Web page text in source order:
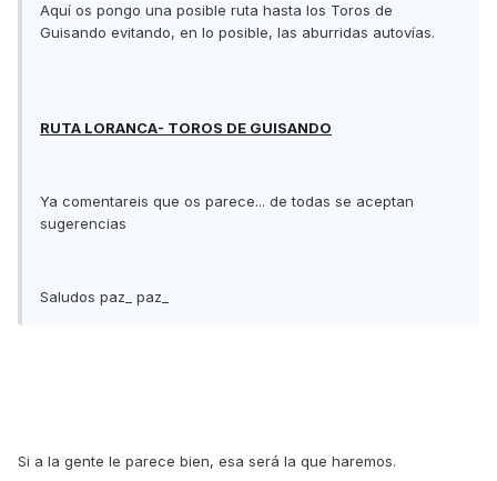
Aquí os pongo una posible ruta hasta los Toros de
Guisando evitando, en lo posible, las aburridas autovías.
RUTA LORANCA- TOROS DE GUISANDO
Ya comentareis que os parece... de todas se aceptan
sugerencias
Saludos paz_ paz_
Si a la gente le parece bien, esa será la que haremos.